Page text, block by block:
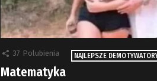
37 Polubienia NAJLEPSZE
Matematyka